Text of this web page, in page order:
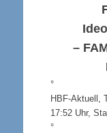
–
°
HBF-Aktuell,
17:52 Uhr,
°